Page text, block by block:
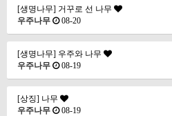
[생명나무] 거꾸로 선 나무
우주나무
08-20
[생명나무] 우주와 나무
우주나무
08-19
[상징] 나무
우주나무
08-19